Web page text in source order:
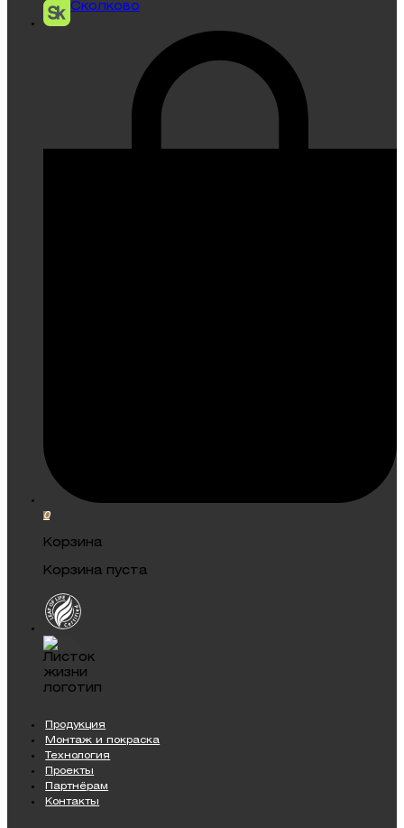
Сколково
0
Корзина
Корзина пуста
Продукция
Монтаж и покраска
Технология
Проекты
Партнёрам
Контакты